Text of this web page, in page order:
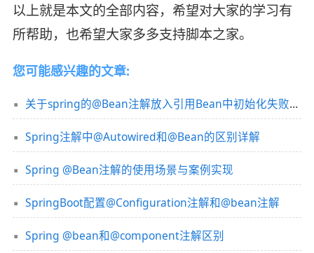
以上就是本文的全部内容，希望对大家的学习有
所帮助，也希望大家多多支持脚本之家。
您可能感兴趣的文章:
关于spring的@Bean注解放入引用Bean中初始化失败分析
Spring注解中@Autowired和@Bean的区别详解
Spring @Bean注解的使用场景与案例实现
SpringBoot配置@Configuration注解和@bean注解
Spring @bean和@component注解区别